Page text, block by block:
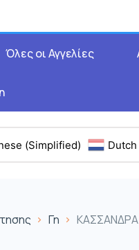
Όλες οι Αγγελίες
(Simplified) Dutch
Γη ΚΑΣΣΑΝΔΡΑ